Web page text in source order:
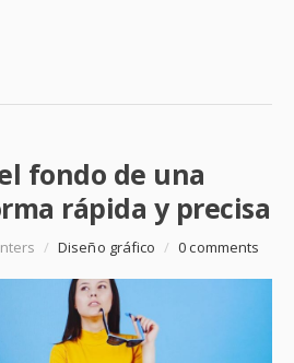
fondo de una
rápida y precisa
/ Diseño gráfico / 0 comments